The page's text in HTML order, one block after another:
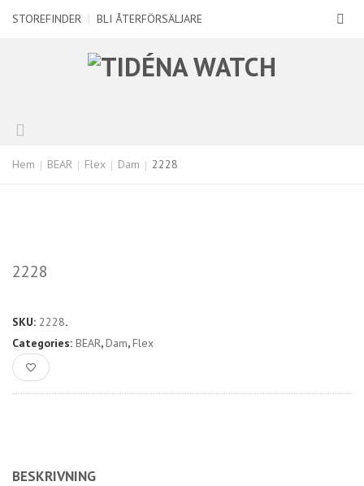
STOREFINDER | BLI ÅTERFÖRSÄLJARE
Hem BEAR Flex Dam 2228
2228
SKU: 2228.
Categories: BEAR,Dam,Flex
BESKRIVNING